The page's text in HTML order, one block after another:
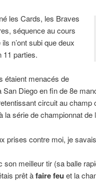
les Cards, les Braves
séquence au cours
n’ont subi que deux
11 parties.
étaient menacés de
San Diego en fin de 8e
circuit au
la série de championnat de
prises contre moi, je
son meilleur tir (sa balle
prêt àfaire feu et la